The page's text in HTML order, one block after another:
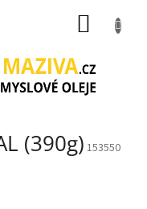
(390g) 153550